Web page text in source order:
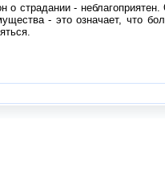
о страдании -
- это означает, что